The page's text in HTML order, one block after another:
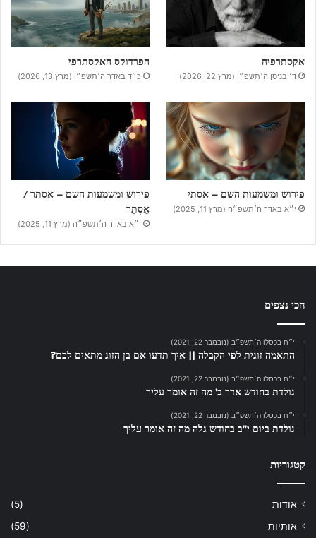
אקסתרפיה
ד׳ בניסן ה׳תשפ״ו (מרץ 22, 2026)
הפרדוקס האקסתרפי
כ״ד באדר ה׳תשפ״ו (מרץ 13, 2026)
פירוש ומשמעות השם – אסתי
י״א באדר ה׳תשפ״ה (מרץ 11, 2025)
פירוש ומשמעות השם – אסתר /
אֵסְתֵּר
י״א באדר ה׳תשפ״ה (מרץ 11, 2025)
הכי נצפים
י״ח בכסלו ה׳תשפ״ב (נובמבר 22, 2021)
התאמה זוגית לפי הקבלה || איך תדעו אם בן הזוג מתאים לכם?
י״ח בכסלו ה׳תשפ״ב (נובמבר 22, 2021)
נולדת בחודש אדר ב’ מה זה אומר עליך
י״ח בכסלו ה׳תשפ״ב (נובמבר 22, 2021)
נולדת ביום י”ב בחודש גלה מה זה אומר עליך
קטגוריות
אודות
(5)
אותיות
(59)